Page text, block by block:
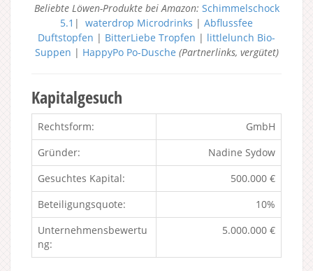
Beliebte Löwen-Produkte bei Amazon: Schimmelschock
5.1 | waterdrop Microdrinks | Abflussfee
Duftstopfen | BitterLiebe Tropfen | littlelunch Bio-
Suppen | HappyPo Po-Dusche (Partnerlinks, vergütet)
Kapitalgesuch
Rechtsform:
GmbH
Gründer:
Nadine Sydow
Gesuchtes Kapital:
500.000 €
Beteiligungsquote:
10%
Unternehmensbewertu
ng:
5.000.000 €